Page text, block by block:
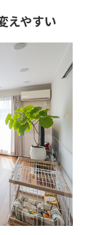
えやすい